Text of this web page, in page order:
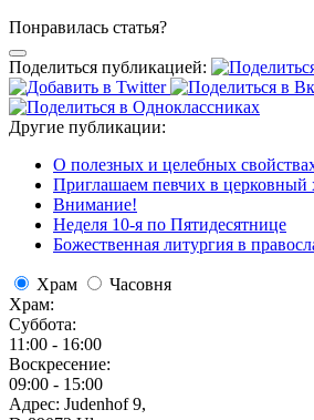
Понравилась статья?
Поделиться публикацией:
Другие публикации:
О полезных и целебных
Приглашаем певчих в церковный
Внимание!
Неделя 10-я по Пятидесятнице
Божественная литургия в
Храм
Часовня
Храм:
Суббота:
11:00 - 16:00
Воскресение:
09:00 - 15:00
Адрес: Judenhof 9,